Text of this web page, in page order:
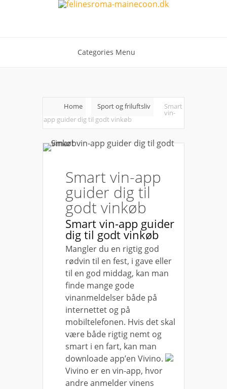
Categories Menu
Home Sport og friluftsliv Smart
vin-
app guider dig til godt vinkøb
Smart vin-app
guider dig til
godt vinkøb
Smart vin-app guider
dig til godt vinkøb
Mangler du en rigtig god
rødvin til en fest, i gave eller
til en god middag, kan man
finde mange gode
vinanmeldelser både på
internettet og på
mobiltelefonen. Hvis det skal
være både rigtig nemt og
smart i en fart, kan man
downloade app’en Vivino.
Vivino er en vin-app, hvor
andre anmelder vinens